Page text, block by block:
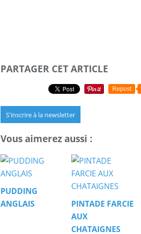
PARTAGER CET ARTICLE
Repost
S'inscrire à la newsletter
Vous aimerez aussi :
PUDDING
ANGLAIS
PINTADE FARCIE
AUX
CHATAIGNES